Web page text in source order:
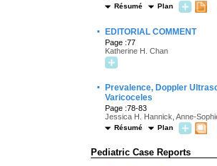
Résumé Plan
· EDITORIAL COMMENT
Page :77
Katherine H. Chan
·
Prevalence, Doppler
Varicoceles
Page :78-83
Jessica H. Hannick, Anne-
Résumé Plan
Pediatric Case Reports